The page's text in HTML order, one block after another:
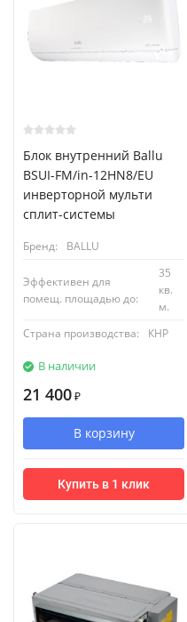
Блок внутренний Ballu
BSUI-FM/in-12HN8/EU
инверторной мульти
сплит-системы
Бренд: BALLU
Эффективен для
помещ. площадью до:
35
кв.
м.
Страна производства:
КНР
В наличии
21 400 ₽
В корзину
Купить в 1 клик